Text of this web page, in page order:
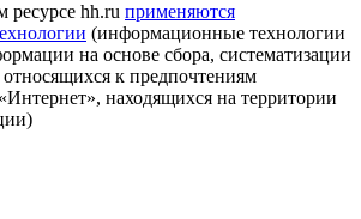
hh.ru применяются
(информационные технологии
на основе сбора, систематизации
к предпочтениям
находящихся на территории